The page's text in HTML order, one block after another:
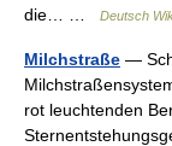
die… …
Deutsch
Milchstraße —
rot leuchtenden